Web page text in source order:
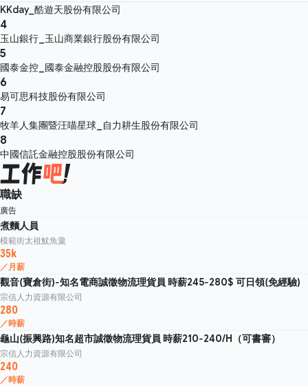
KKday_酷遊天股份有限公司
4
玉山銀行_玉山商業銀行股份有限公司
5
國泰金控_國泰金融控股股份有限公司
6
易可思科技股份有限公司
7
牧羊人集團暨汪喵星球_自力耕生股份有限公司
8
中國信託金融控股股份有限公司
職缺
廣告
煮麵人員
模範街太祖魷魚羹
35k
／月薪
觀音(寶倉街)-知名電商誠徵物流理貨員 時薪245-280$ 可日領(免經驗)
宗信人力資源有限公司
280
／時薪
龜山(振興路)知名超市誠徵物流理貨員 時薪210-240/H（可書審）
宗信人力資源有限公司
240
／時薪